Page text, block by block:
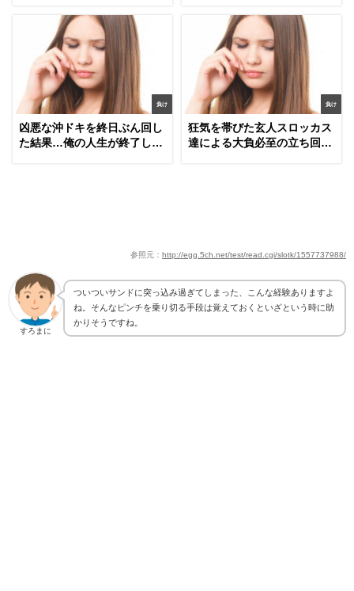
負け
凶悪な沖ドキを終日ぶん回し
た結果…俺の人生が終了しま
負け
狂気を帯びた玄人スロッカス
達による大負必至の立ち回り
参照元： http://egg.5ch.net/test/read.cgi/slotk/1557737988/
すろまに
ついついサンドに突っ込み過ぎてしまった、こんな経験ありますよ
ね。そんなピンチを乗り切る手段は覚えておくといざという時に助
かりそうですね。